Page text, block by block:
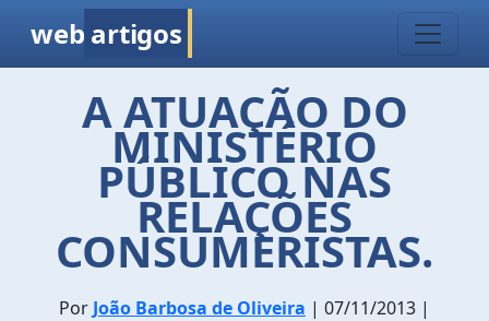
web artigos
A ATUAÇÃO DO
MINISTÉRIO
PÚBLICO NAS
RELAÇÕES
CONSUMERISTAS.
Por João Barbosa de Oliveira | 07/11/2013 |